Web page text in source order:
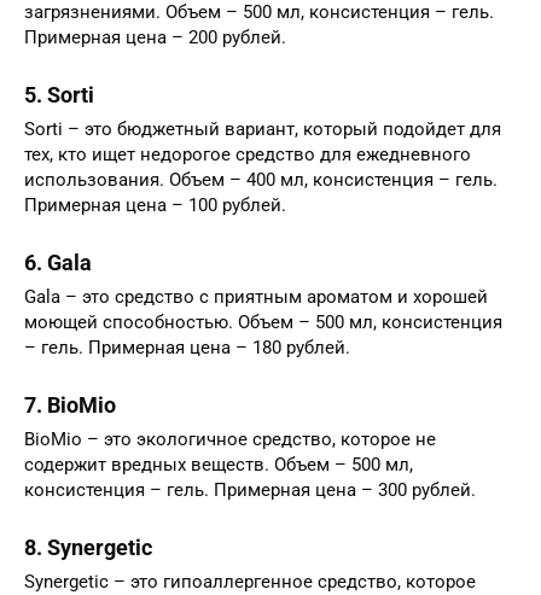
загрязнениями. Объем – 500 мл, консистенция – гель.
Примерная цена – 200 рублей.
5. Sorti
Sorti – это бюджетный вариант, который подойдет для
тех, кто ищет недорогое средство для ежедневного
использования. Объем – 400 мл, консистенция – гель.
Примерная цена – 100 рублей.
6. Gala
Gala – это средство с приятным ароматом и хорошей
моющей способностью. Объем – 500 мл, консистенция
– гель. Примерная цена – 180 рублей.
7. BioMio
BioMio – это экологичное средство, которое не
содержит вредных веществ. Объем – 500 мл,
консистенция – гель. Примерная цена – 300 рублей.
8. Synergetic
Synergetic – это гипоаллергенное средство, которое